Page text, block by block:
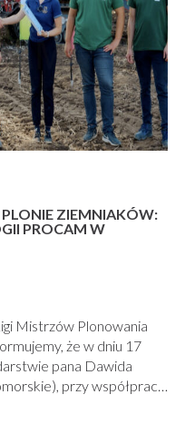
ZIEMNIAKÓW:
PROCAM W
Mistrzów Plonowania
że w dniu 17
pana Dawida
przy współpracy
Pod nadzorem